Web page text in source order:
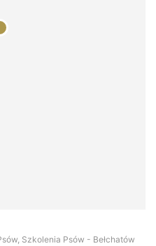
Szkolenia Psów - Bełchatów